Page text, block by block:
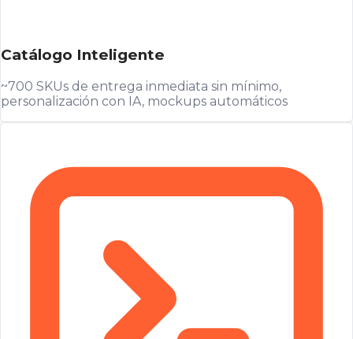
Catálogo Inteligente
~700 SKUs de entrega inmediata sin mínimo,
personalización con IA, mockups automáticos